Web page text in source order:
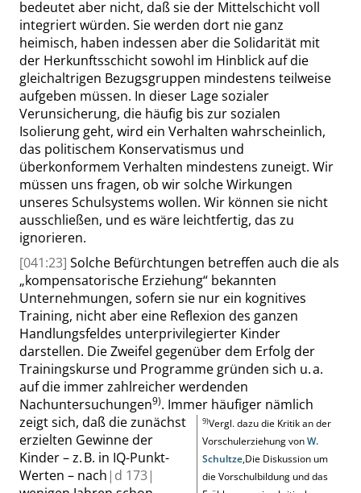
bedeutet aber nicht, daß sie der Mittelschicht voll
integriert würden. Sie werden dort nie ganz
heimisch, haben indessen aber die Solidarität mit
der Herkunftsschicht sowohl im Hinblick auf die
gleichaltrigen Bezugsgruppen mindestens teilweise
aufgeben müssen. In dieser Lage sozialer
Verunsicherung, die häufig bis zur sozialen
Isolierung geht, wird ein Verhalten wahrscheinlich,
das politischem Konservatismus und
überkonformem Verhalten mindestens zuneigt. Wir
müssen uns fragen, ob wir solche Wirkungen
unseres Schulsystems wollen. Wir können sie nicht
ausschließen, und es wäre leichtfertig, das zu
ignorieren.
[041:23] Solche Befürchtungen betreffen auch die als
„kompensatorische Erziehung“ bekannten
Unternehmungen, sofern sie nur ein kognitives
Training, nicht aber eine Reflexion des ganzen
Handlungsfeldes unterprivilegierter Kinder
darstellen. Die Zweifel gegenüber dem Erfolg der
Trainingskurse und Programme gründen sich u. a.
auf die immer zahlreicher werdenden
Nachuntersuchungen9)
9)Vergl. dazu die Kritik an der
Vorschulerziehung vonW.
Schultze,Die Diskussion um
die Vorschulbildung und das
. Immer häufiger nämlich
zeigt sich, daß die zunächst
erzielten Gewinne der
Kinder – z. B. in IQ-Punkt-
Werten – nach | d 173|